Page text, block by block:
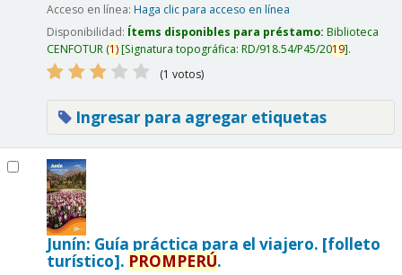
Acceso en línea: Haga clic para acceso en línea
Disponibilidad: Ítems disponibles para préstamo: Biblioteca
CENFOTUR(1) Signatura topográfica: RD/918.54/P45/2019 .
(1 votos)
Ingresar para agregar etiquetas
Junín: Guía práctica para el viajero. [folleto
turístico]. PROMPERÚ.